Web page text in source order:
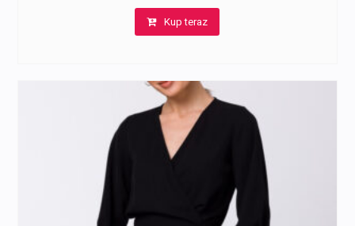
Kup teraz